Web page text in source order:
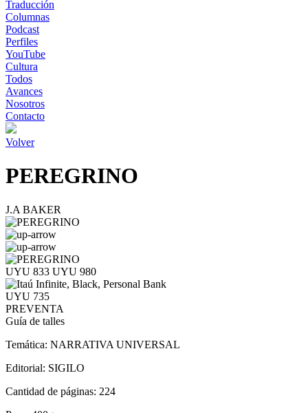
Traducción
Columnas
Podcast
Perfiles
YouTube
Cultura
Todos
Avances
Nosotros
Contacto
Volver
PEREGRINO
J.A BAKER
UYU 833 UYU 980
UYU 735
PREVENTA
Guía de talles
Temática: NARRATIVA UNIVERSAL
Editorial: SIGILO
Cantidad de páginas: 224